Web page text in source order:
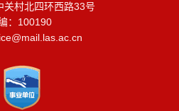
关村北四环西路33号
：100190